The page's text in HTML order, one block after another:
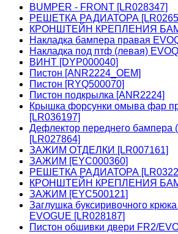
BUMPER - FRONT [LR028347]
РЕШЕТКА РАДИАТОРА
КРОНШТЕЙН КРЕПЛЕНИЯ
Накладка бампера правая
Накладка под птф (левая)
ВИНТ [DYP000040]
Пистон [ANR2224_OEM]
Пистон [RYQ500070]
Пистон подкрылка [ANR2224]
Крышка форсунки омыва фар
[LR036197]
Дефлектор переднего бампера
[LR027864]
ЗАЖИМ ОТДЕЛКИ [LR007161]
ЗАЖИМ [EYC000360]
РЕШЕТКА РАДИАТОРА
КРОНШТЕЙН КРЕПЛЕНИЯ
ЗАЖИМ [EYC500121]
Заглушка буксиривочного
EVOGUE [LR028187]
Пистон обшивки двери FR2/